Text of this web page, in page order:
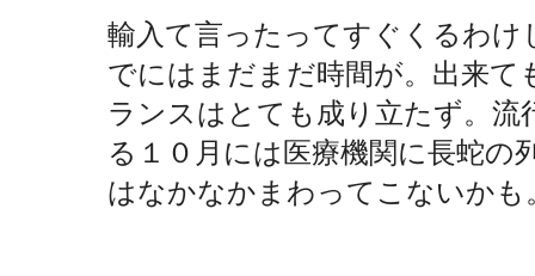
輸入て言ったってすぐくるわけ
でにはまだまだ時間が。出来て
ランスはとても成り立たず。流
る１０月には医療機関に長蛇の
はなかなかまわってこないかも